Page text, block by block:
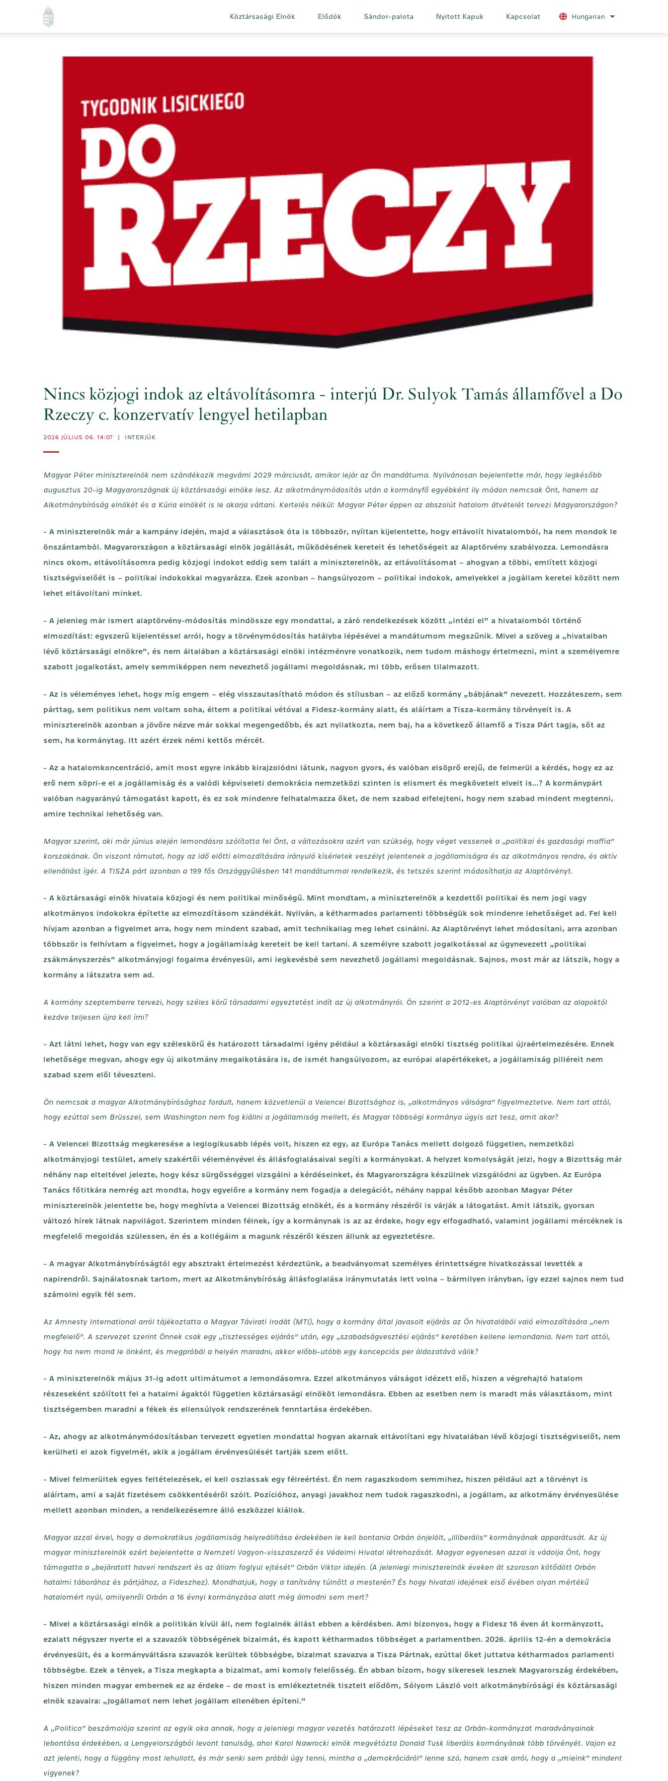
navigáció
Köztársasági Elnök Elődök Sándor-palota Nyitott Kapuk Kapcsolat Hungarian További nyelvek
Nincs közjogi indok az eltávolításomra - interjú Dr. Sulyok Tamás államfővel a Do
Rzeczy c. konzervatív lengyel hetilapban
2026 JÚLIUS 06. 14:07 INTERJÚK
Magyar Péter miniszterelnök nem szándékozik megvárni 2029 márciusát, amikor lejár az Ön mandátuma. Nyilvánosan bejelentette már, hogy legkésőbb
augusztus 20-ig Magyarországnak új köztársasági elnöke lesz. Az alkotmánymódosítás után a kormányfő egyébként ily módon nemcsak Önt, hanem az
Alkotmánybíróság elnökét és a Kúria elnökét is le akarja váltani. Kertelés nélkül: Magyar Péter éppen az abszolút hatalom átvételét tervezi Magyarországon?
- A miniszterelnök már a kampány idején, majd a választások óta is többször, nyíltan kijelentette, hogy eltávolít hivatalomból, ha nem mondok le
önszántamból. Magyarországon a köztársasági elnök jogállását, működésének kereteit és lehetőségeit az Alaptörvény szabályozza. Lemondásra
nincs okom, eltávolításomra pedig közjogi indokot eddig sem talált a miniszterelnök, az eltávolításomat – ahogyan a többi, említett közjogi
tisztségviselőét is – politikai indokokkal magyarázza. Ezek azonban – hangsúlyozom – politikai indokok, amelyekkel a jogállam keretei között nem
lehet eltávolítani minket.
- A jelenleg már ismert alaptörvény-módosítás mindössze egy mondattal, a záró rendelkezések között „intézi el” a hivatalomból történő
elmozdítást: egyszerű kijelentéssel arról, hogy a törvénymódosítás hatályba lépésével a mandátumom megszűnik. Mivel a szöveg a „hivatalban
lévő köztársasági elnökre”, és nem általában a köztársasági elnöki intézményre vonatkozik, nem tudom máshogy értelmezni, mint a személyemre
szabott jogalkotást, amely semmiképpen nem nevezhető jogállami megoldásnak, mi több, erősen tilalmazott.
- Az is véleményes lehet, hogy míg engem – elég visszautasítható módon és stílusban – az előző kormány „bábjának” nevezett. Hozzáteszem, sem
párttag, sem politikus nem voltam soha, éltem a politikai vétóval a Fidesz-kormány alatt, és aláírtam a Tisza-kormány törvényeit is. A
miniszterelnök azonban a jövőre nézve már sokkal megengedőbb, és azt nyilatkozta, nem baj, ha a következő államfő a Tisza Párt tagja, sőt az
sem, ha kormánytag. Itt azért érzek némi kettős mércét.
- Az a hatalomkoncentráció, amit most egyre inkább kirajzolódni látunk, nagyon gyors, és valóban elsöprő erejű, de felmerül a kérdés, hogy ez az
erő nem söpri-e el a jogállamiság és a valódi képviseleti demokrácia nemzetközi szinten is elismert és megkövetelt elveit is…? A kormánypárt
valóban nagyarányú támogatást kapott, és ez sok mindenre felhatalmazza őket, de nem szabad elfelejteni, hogy nem szabad mindent megtenni,
amire technikai lehetőség van.
Magyar szerint, aki már június elején lemondásra szólította fel Önt, a változásokra azért van szükség, hogy véget vessenek a „politikai és gazdasági maffia”
korszakának. Ön viszont rámutat, hogy az idő előtti elmozdítására irányuló kísérletek veszélyt jelentenek a jogállamiságra és az alkotmányos rendre, és aktív
ellenállást ígér. A TISZA párt azonban a 199 fős Országgyűlésben 141 mandátummal rendelkezik, és tetszés szerint módosíthatja az Alaptörvényt.
- A köztársasági elnök hivatala közjogi és nem politikai minőségű. Mint mondtam, a miniszterelnök a kezdettől politikai és nem jogi vagy
alkotmányos indokokra építette az elmozdításom szándékát. Nyilván, a kétharmados parlamenti többségük sok mindenre lehetőséget ad. Fel kell
hívjam azonban a figyelmet arra, hogy nem mindent szabad, amit technikailag meg lehet csinálni. Az Alaptörvényt lehet módosítani, arra azonban
többször is felhívtam a figyelmet, hogy a jogállamiság kereteit be kell tartani. A személyre szabott jogalkotással az úgynevezett „politikai
zsákmányszerzés” alkotmányjogi fogalma érvényesül, ami legkevésbé sem nevezhető jogállami megoldásnak. Sajnos, most már az látszik, hogy a
kormány a látszatra sem ad.
A kormány szeptemberre tervezi, hogy széles körű társadalmi egyeztetést indít az új alkotmányról. Ön szerint a 2012-es Alaptörvényt valóban az alapoktól
kezdve teljesen újra kell írni?
- Azt látni lehet, hogy van egy széleskörű és határozott társadalmi igény például a köztársasági elnöki tisztség politikai újraértelmezésére. Ennek
lehetősége megvan, ahogy egy új alkotmány megalkotására is, de ismét hangsúlyozom, az európai alapértékeket, a jogállamiság pilléreit nem
szabad szem elől téveszteni.
Ön nemcsak a magyar Alkotmánybírósághoz fordult, hanem közvetlenül a Velencei Bizottsághoz is, „alkotmányos válságra” figyelmeztetve. Nem tart attól,
hogy ezúttal sem Brüsszel, sem Washington nem fog kiállni a jogállamiság mellett, és Magyar többségi kormánya úgyis azt tesz, amit akar?
- A Velencei Bizottság megkeresése a leglogikusabb lépés volt, hiszen ez egy, az Európa Tanács mellett dolgozó független, nemzetközi
alkotmányjogi testület, amely szakértői véleményével és állásfoglalásaival segíti a kormányokat. A helyzet komolyságát jelzi, hogy a Bizottság már
néhány nap elteltével jelezte, hogy kész sürgősséggel vizsgálni a kérdéseinket, és Magyarországra készülnek vizsgálódni az ügyben. Az Európa
Tanács főtitkára nemrég azt mondta, hogy egyelőre a kormány nem fogadja a delegációt, néhány nappal később azonban Magyar Péter
miniszterelnök jelentette be, hogy meghívta a Velencei Bizottság elnökét, és a kormány részéről is várják a látogatást. Amit látszik, gyorsan
változó hírek látnak napvilágot. Szerintem minden félnek, így a kormánynak is az az érdeke, hogy egy elfogadható, valamint jogállami mércéknek is
megfelelő megoldás szülessen, én és a kollégáim a magunk részéről készen állunk az egyeztetésre.
- A magyar Alkotmánybíróságtól egy absztrakt értelmezést kérdeztünk, a beadványomat személyes érintettségre hivatkozással levették a
napirendről. Sajnálatosnak tartom, mert az Alkotmánybíróság állásfoglalása iránymutatás lett volna – bármilyen irányban, így ezzel sajnos nem tud
számolni egyik fél sem.
Az Amnesty International arról tájékoztatta a Magyar Távirati Irodát (MTI), hogy a kormány által javasolt eljárás az Ön hivatalából való elmozdítására „nem
megfelelő”. A szervezet szerint Önnek csak egy „tisztességes eljárás” után, egy „szabadságvesztési eljárás” keretében kellene lemondania. Nem tart attól,
hogy ha nem mond le önként, és megpróbál a helyén maradni, akkor előbb-utóbb egy koncepciós per áldozatává válik?
- A miniszterelnök május 31-ig adott ultimátumot a lemondásomra. Ezzel alkotmányos válságot idézett elő, hiszen a végrehajtó hatalom
részeseként szólított fel a hatalmi ágaktól független köztársasági elnököt lemondásra. Ebben az esetben nem is maradt más választásom, mint
tisztségemben maradni a fékek és ellensúlyok rendszerének fenntartása érdekében.
- Az, ahogy az alkotmánymódosításban tervezett egyetlen mondattal hogyan akarnak eltávolítani egy hivatalában lévő közjogi tisztségviselőt, nem
kerülheti el azok figyelmét, akik a jogállam érvényesülését tartják szem előtt.
- Mivel felmerültek egyes feltételezések, el kell oszlassak egy félreértést. Én nem ragaszkodom semmihez, hiszen például azt a törvényt is
aláírtam, ami a saját fizetésem csökkentéséről szólt. Pozícióhoz, anyagi javakhoz nem tudok ragaszkodni, a jogállam, az alkotmány érvényesülése
mellett azonban minden, a rendelkezésemre álló eszközzel kiállok.
Magyar azzal érvel, hogy a demokratikus jogállamiság helyreállítása érdekében le kell bontania Orbán önjelölt, „illiberális” kormányának apparátusát. Az új
magyar miniszterelnök ezért bejelentette a Nemzeti Vagyon-visszaszerző és Védelmi Hivatal létrehozását. Magyar egyenesen azzal is vádolja Önt, hogy
támogatta a „bejáratott haveri rendszert és az állam foglyul ejtését” Orbán Viktor idején. (A jelenlegi miniszterelnök éveken át szorosan kötődött Orbán
hatalmi táborához és pártjához, a Fideszhez). Mondhatjuk, hogy a tanítvány túlnőtt a mesterén? És hogy hivatali idejének első évében olyan mértékű
hatalomért nyúl, amilyenről Orbán a 16 évnyi kormányzása alatt még álmodni sem mert?
- Mivel a köztársasági elnök a politikán kívül áll, nem foglalnék állást ebben a kérdésben. Ami bizonyos, hogy a Fidesz 16 éven át kormányzott,
ezalatt négyszer nyerte el a szavazók többségének bizalmát, és kapott kétharmados többséget a parlamentben. 2026. április 12-én a demokrácia
érvényesült, és a kormányváltásra szavazók kerültek többségbe, bizalmat szavazva a Tisza Pártnak, ezúttal őket juttatva kétharmados parlamenti
többségbe. Ezek a tények, a Tisza megkapta a bizalmat, ami komoly felelősség. Én abban bízom, hogy sikeresek lesznek Magyarország érdekében,
hiszen minden magyar embernek ez az érdeke – de most is emlékeztetnék tisztelt elődöm, Sólyom László volt alkotmánybírósági és köztársasági
elnök szavaira: „Jogállamot nem lehet jogállam ellenében építeni.”
A „Politico” beszámolója szerint az egyik oka annak, hogy a jelenlegi magyar vezetés határozott lépéseket tesz az Orbán-kormányzat maradványainak
lebontása érdekében, a Lengyelországból levont tanulság, ahol Karol Nawrocki elnök megvétózta Donald Tusk liberális kormányának több törvényét. Vajon ez
azt jelenti, hogy a függöny most lehullott, és már senki sem próbál úgy tenni, mintha a „demokráciáról” lenne szó, hanem csak arról, hogy a „mieink” mindent
vigyenek?